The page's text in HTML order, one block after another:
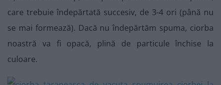
care trebuie îndepărtată succesiv, de 3-4 ori (până nu
se mai formează). Dacă nu îndepărtăm spuma, ciorba
noastră va fi opacă, plină de particule închise la
culoare.